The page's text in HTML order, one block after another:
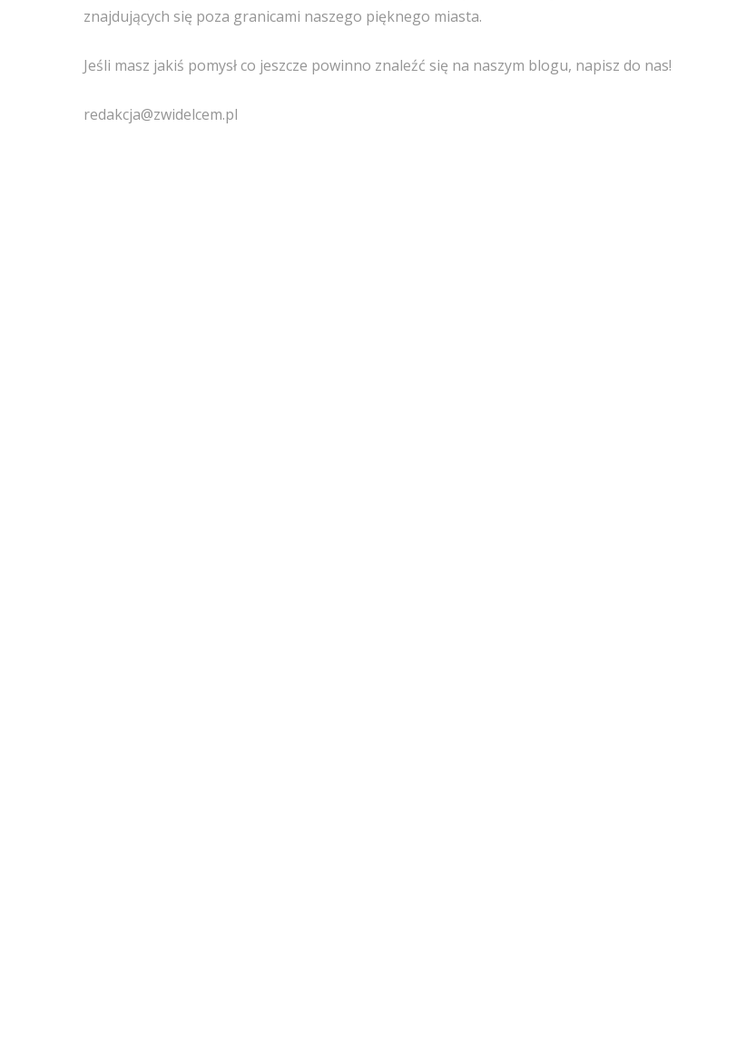
znajdujących się poza granicami naszego pięknego miasta.
Jeśli masz jakiś pomysł co jeszcze powinno znaleźć się na naszym blogu, napisz do nas!
redakcja@zwidelcem.pl